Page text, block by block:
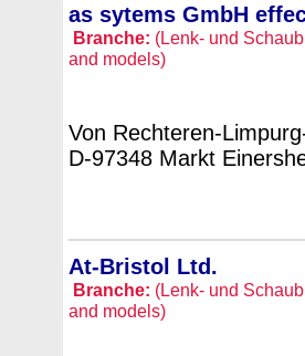
as sytems GmbH
Branche: (Lenk- und
and models)
Von Rechteren-
D-97348 Markt
At-Bristol Ltd.
Branche: (Lenk- und
and models)